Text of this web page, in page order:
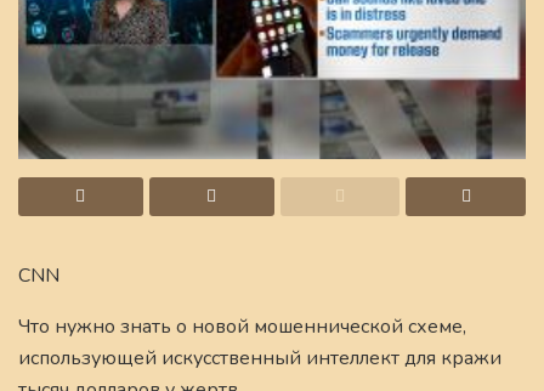
CNN
Что нужно знать о новой мошеннической схеме,
использующей искусственный интеллект для кражи